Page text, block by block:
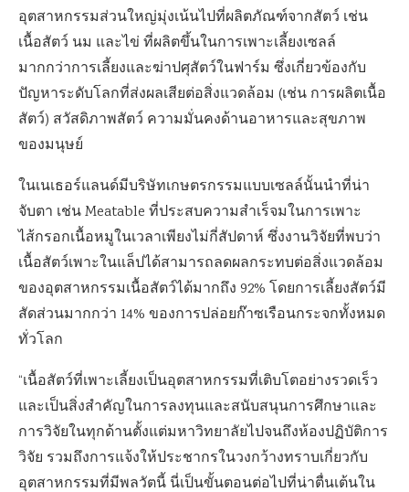
อุตสาหกรรมส่วนใหญ่มุ่งเน้นไปที่ผลิตภัณฑ์จากสัตว์ เช่น
เนื้อสัตว์ นม และไข่ ที่ผลิตขึ้นในการเพาะเลี้ยงเซลล์
มากกว่าการเลี้ยงและฆ่าปศุสัตว์ในฟาร์ม ซึ่งเกี่ยวข้องกับ
ปัญหาระดับโลกที่ส่งผลเสียต่อสิ่งแวดล้อม (เช่น การผลิตเนื้อ
สัตว์) สวัสดิภาพสัตว์ ความมั่นคงด้านอาหารและสุขภาพ
ของมนุษย์
ในเนเธอร์แลนด์มีบริษัทเกษตรกรรมแบบเซลล์นั้นนำที่น่า
จับตา เช่น Meatable ที่ประสบความสำเร็จมในการเพาะ
ไส้กรอกเนื้อหมูในเวลาเพียงไม่กี่สัปดาห์ ซึ่งงานวิจัยที่พบว่า
เนื้อสัตว์เพาะในแล็ปได้สามารถลดผลกระทบต่อสิ่งแวดล้อม
ของอุตสาหกรรมเนื้อสัตว์ได้มากถึง 92% โดยการเลี้ยงสัตว์มี
สัดส่วนมากกว่า 14% ของการปล่อยก๊าซเรือนกระจกทั้งหมด
ทั่วโลก
“เนื้อสัตว์ที่เพาะเลี้ยงเป็นอุตสาหกรรมที่เติบโตอย่างรวดเร็ว
และเป็นสิ่งสำคัญในการลงทุนและสนับสนุนการศึกษาและ
การวิจัยในทุกด้านตั้งแต่มหาวิทยาลัยไปจนถึงห้องปฏิบัติการ
วิจัย รวมถึงการแจ้งให้ประชากรในวงกว้างทราบเกี่ยวกับ
อุตสาหกรรมที่มีพลวัตนี้ นี่เป็นขั้นตอนต่อไปที่น่าตื่นเต้นใน